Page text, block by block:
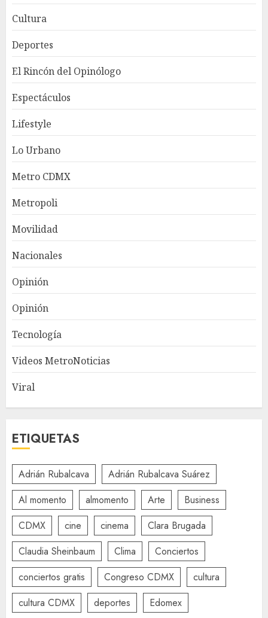
Cultura
Deportes
El Rincón del Opinólogo
Espectáculos
Lifestyle
Lo Urbano
Metro CDMX
Metropoli
Movilidad
Nacionales
Opinión
Opinión
Tecnología
Videos MetroNoticias
Viral
ETIQUETAS
Adrián Rubalcava
Adrián Rubalcava Suárez
Al momento
almomento Arte
Business
CDMX
cine cinema
Clara Brugada
Claudia Sheinbaum
Clima
Conciertos
conciertos gratis
Congreso CDMX
cultura
cultura CDMX
deportes Edomex